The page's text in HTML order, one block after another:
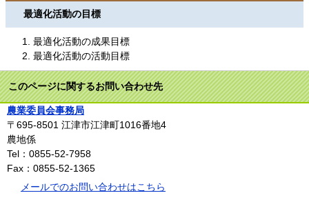
最適化活動の目標
最適化活動の成果目標
最適化活動の活動目標
このページに関するお問い合わせ先
農業委員会事務局
〒695-8501 江津市江津町1016番地4
農地係
Tel：0855-52-7958
Fax：0855-52-1365
メールでのお問い合わせはこちら